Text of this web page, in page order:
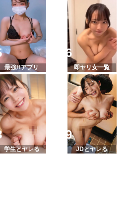
最強Hアプリ 即ヤリ女一覧
学生とヤレる JDとヤレる